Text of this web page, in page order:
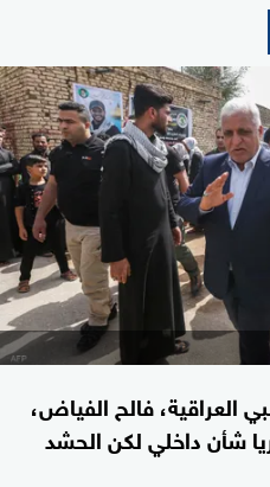
العراقية، فالح الفياض،
شأن داخلي لكن الحشد